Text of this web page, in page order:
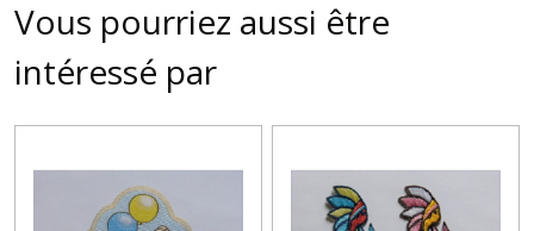
Vous pourriez aussi être
intéressé par